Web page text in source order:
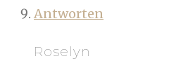
Antworten
Roselyn